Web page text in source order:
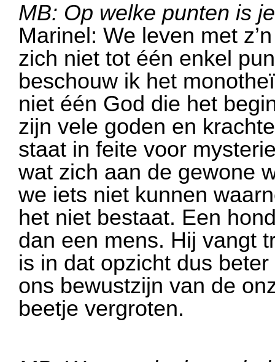
MB: Op welke punten is
Marinel: We leven met
zich niet tot één enkel
beschouw ik het
niet één God die het
zijn vele goden en
staat in feite voor
wat zich aan de gewone
we iets niet kunnen
het niet bestaat. Een
dan een mens. Hij vangt
is in dat opzicht dus
ons bewustzijn van de
beetje vergroten.